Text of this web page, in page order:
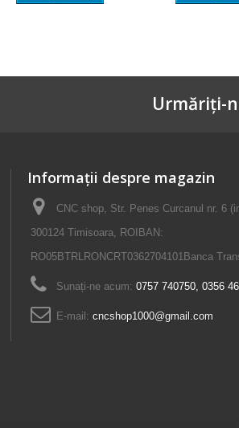
Urmăriți-
Informații despre magazin
CNC shop, Str. Penes Curcanul nr. 6
300124 Timisoara, ROIBAN:
RO05BTRLRONCRT0362704101Banca
Sunați-ne acum: 0757 740750, 0356
E-mail: cncshop1000@gmail.com